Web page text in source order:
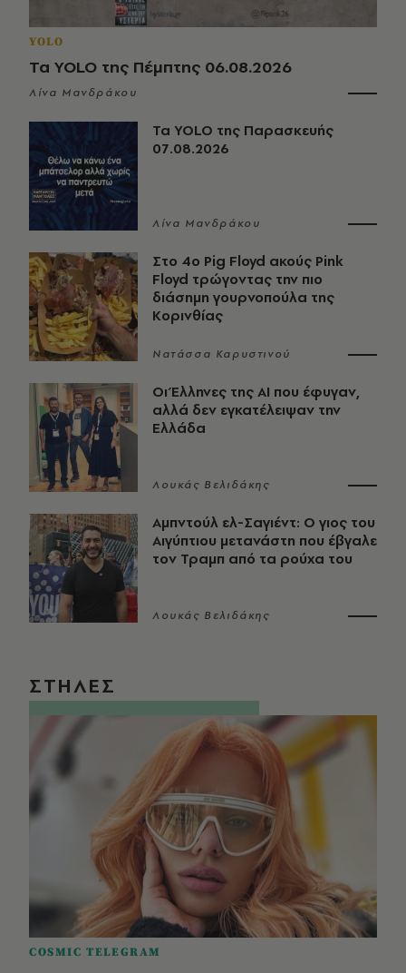
YOLO
Τα YOLO της Πέμπτης 06.08.2026
Λίνα Μανδράκου
Τα YOLO της Παρασκευής
07.08.2026
Λίνα Μανδράκου
Στο 4ο Pig Floyd ακούς Pink
Floyd τρώγοντας την πιο
διάσημη γουρνοπούλα της
Κορινθίας
Νατάσσα Καρυστινού
Οι Έλληνες της ΑΙ που έφυγαν,
αλλά δεν εγκατέλειψαν την
Ελλάδα
Λουκάς Βελιδάκης
Αμπντούλ ελ-Σαγιέντ: Ο γιος του
Αιγύπτιου μετανάστη που έβγαλε
τον Τραμπ από τα ρούχα του
Λουκάς Βελιδάκης
ΣΤΗΛΕΣ
COSMIC TELEGRAM